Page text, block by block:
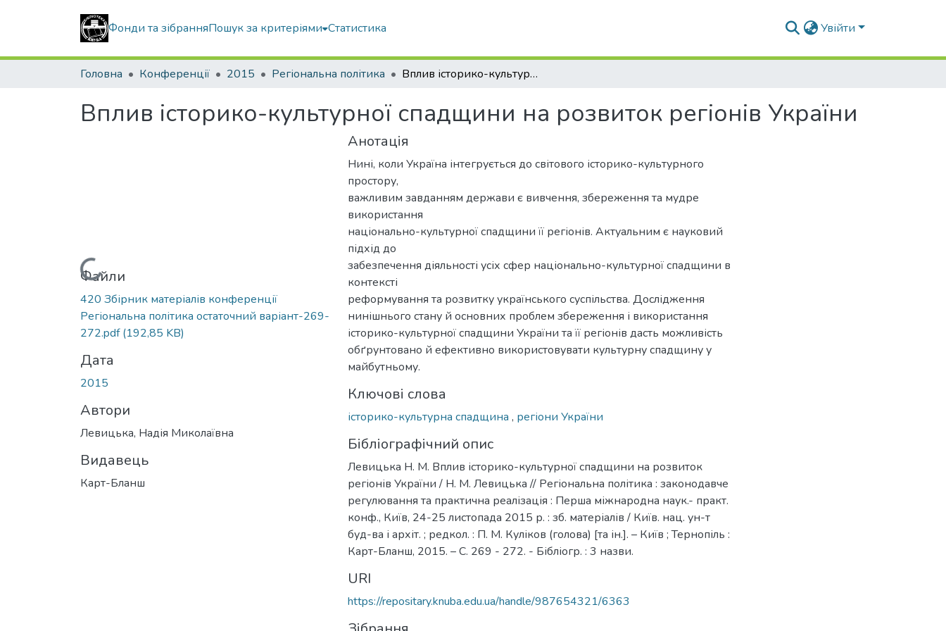
Фонди та зібранняПошук за критеріями Статистика Увійти
Головна Конференції 2015 Регіональна політика Вплив історико-культурної спадщини на розвиток регіонів України
Вплив історико-культурної спадщини на розвиток регіонів України
Вантажиться...
Файли
420 Збірник матеріалів конференції
Регіональна політика остаточний варіант-269-
272.pdf(192,85 KB)
Дата
2015
Автори
Левицька, Надія Миколаївна
Видавець
Карт-Бланш
Анотація
Нині, коли Україна інтегрується до світового історико-культурного
простору,
важливим завданням держави є вивчення, збереження та мудре
використання
національно-культурної спадщини її регіонів. Актуальним є науковий
підхід до
забезпечення діяльності усіх сфер національно-культурної спадщини в
контексті
реформування та розвитку українського суспільства. Дослідження
нинішнього стану й основних проблем збереження і використання
історико-культурної спадщини України та її регіонів дасть можливість
обґрунтовано й ефективно використовувати культурну спадщину у
майбутньому.
Ключові слова
історико-культурна спадщина , регіони України
Бібліографічний опис
Левицька Н. М. Вплив історико-культурної спадщини на розвиток
регіонів України / Н. М. Левицька // Регіональна політика : законодавче
регулювання та практична реалізація : Перша міжнародна наук.- практ.
конф., Київ, 24-25 листопада 2015 р. : зб. матеріалів / Київ. нац. ун-т
буд-ва і архіт. ; редкол. : П. М. Куліков (голова) [та ін.]. – Київ ; Тернопіль :
Карт-Бланш, 2015. – С. 269 - 272. - Бібліогр. : 3 назви.
URI
https://repositary.knuba.edu.ua/handle/987654321/6363